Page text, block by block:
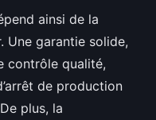
ainsi de la
Une garantie solide,
contrôle qualité,
de production
plus, la